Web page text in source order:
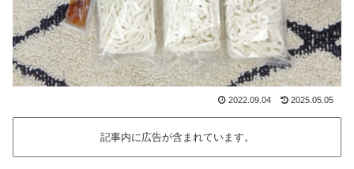
2022.09.04 2025.05.05
記事内に広告が含まれています。